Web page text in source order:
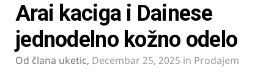
Arai kaciga i Dainese
jednodelno kožno odelo
Od člana uketic, Decembar 25, 2025 in Prodajem